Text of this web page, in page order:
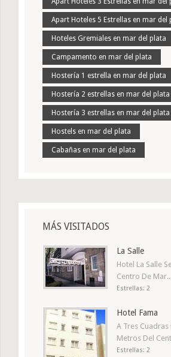
Apart Hoteles 5 Estrellas en mar del
Hoteles Gremiales en mar del plata
Campamento en mar del plata
Hostería 1 estrella en mar del plata
Hostería 2 estrellas en mar del plata
Hostería 3 estrellas en mar del plata
Hostels en mar del plata
Cabañas en mar del plata
MÁS VISITADOS
La Salle
Hotel La Salle
Centro De
Estrellas: 2
Hotel Fama
A Tres Cuadras
Metros Del
Estrellas: 2